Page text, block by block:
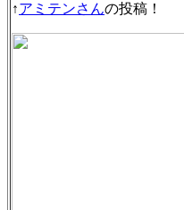
↑アミテンさんの投稿！